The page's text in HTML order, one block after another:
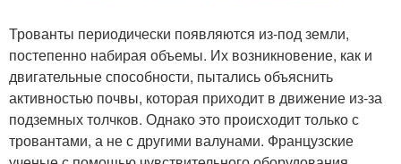
Трованты периодически появляются из-под земли,
постепенно набирая объемы. Их возникновение, как и
двигательные способности, пытались объяснить
активностью почвы, которая приходит в движение из-за
подземных толчков. Однако это происходит только с
тровантами, а не с другими валунами. Французские